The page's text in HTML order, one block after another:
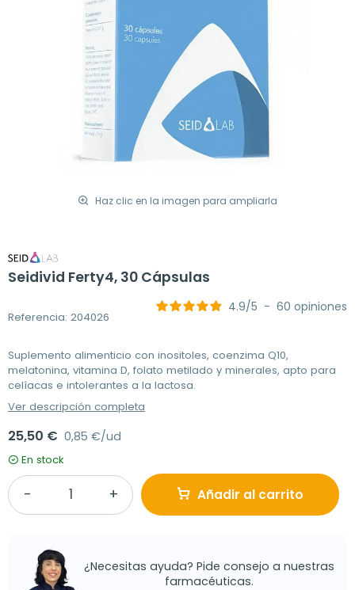
Haz clic en la imagen para ampliarla
Seidivid Ferty4, 30 Cápsulas
Referencia: 204026
4.9/5 - 60 opiniones
Suplemento alimenticio con inositoles, coenzima Q10,
melatonina, vitamina D, folato metilado y minerales, apto para
celíacas e intolerantes a la lactosa.
Ver descripción completa
25,50 € 0,85 €/ud
En stock
Añadir al carrito
¿Necesitas ayuda? Pide consejo a nuestras
farmacéuticas.